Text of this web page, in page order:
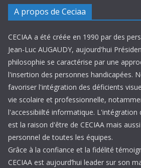
A propos de Ceciaa
CECIAA a été créée en 1990 par des
Jean-Luc AUGAUDY, aujourd'hui
philosophie se caractérise par une
l'insertion des personnes handicapées.
favoriser l'intégration des déficients
vie scolaire et professionnelle,
l'accessibiilté informatique. L'intégration
est la raison d'être de CECIAA mais
personnel de toutes les équipes.
Grâce à la confiance et la fidélité
CECIAA est aujourd’hui leader sur son